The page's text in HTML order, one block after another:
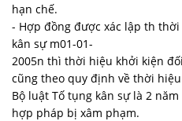
hạn chế.
- Hợp đồng được xác lập th
kân sự m01-01-
2005n thì thời hiệu khởi kiện
cũng theo quy định về thời
Bộ luật Tố tụng kân sự là 2
hợp pháp bị xâm phạm.